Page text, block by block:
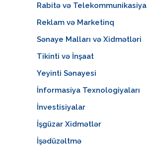
Rabitə və Telekommunikasiya
Reklam və Marketinq
Sənaye Malları və Xidmətləri
Tikinti və İnşaat
Yeyinti Sənayesi
İnformasiya Texnologiyaları
İnvestisiyalar
İşgüzar Xidmətlər
İşədüzəltmə